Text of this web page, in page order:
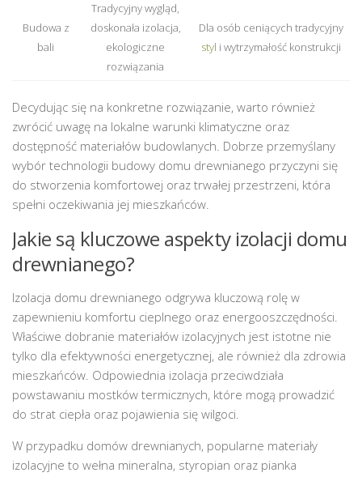
Budowa z
bali
Tradycyjny wygląd,
doskonała izolacja,
ekologiczne
rozwiązania
Dla osób ceniących tradycyjny
styl i wytrzymałość konstrukcji
Decydując się na konkretne rozwiązanie, warto również
zwrócić uwagę na lokalne warunki klimatyczne oraz
dostępność materiałów budowlanych. Dobrze przemyślany
wybór technologii budowy domu drewnianego przyczyni się
do stworzenia komfortowej oraz trwałej przestrzeni, która
spełni oczekiwania jej mieszkańców.
Jakie są kluczowe aspekty izolacji domu
drewnianego?
Izolacja domu drewnianego odgrywa kluczową rolę w
zapewnieniu komfortu cieplnego oraz energooszczędności.
Właściwe dobranie materiałów izolacyjnych jest istotne nie
tylko dla efektywności energetycznej, ale również dla zdrowia
mieszkańców. Odpowiednia izolacja przeciwdziała
powstawaniu mostków termicznych, które mogą prowadzić
do strat ciepła oraz pojawienia się wilgoci.
W przypadku domów drewnianych, popularne materiały
izolacyjne to wełna mineralna, styropian oraz pianka